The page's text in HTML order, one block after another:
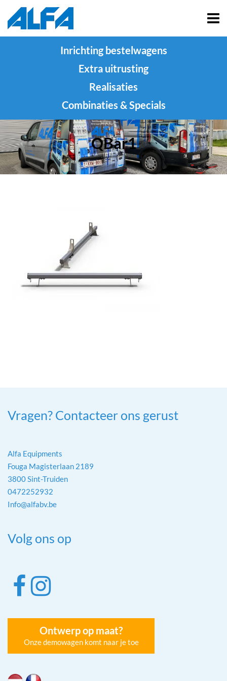
Inrichting bestelwagens
Extra uitrusting
Realisaties
Combinaties & Specials
QBar1
Vragen? Contacteer ons gerust
Alfa Equipments
Fouga Magisterlaan 2189
3800 Sint-Truiden
0472252932
Info@alfabv.be
Volg ons op
Ontwerp op maat?
Onze demowagen komt naar je toe